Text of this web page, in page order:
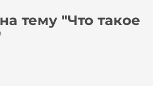
тему "Что такое